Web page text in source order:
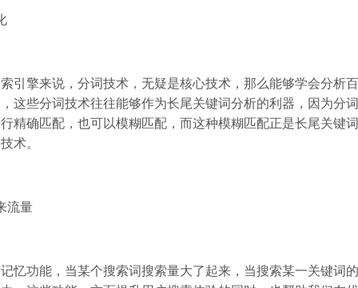
引擎来说，分词技术，无疑是核心技术，那么能够学会分析
这些分词技术往往能够作为长尾关键词分析的利器，因为分
精确匹配，也可以模糊匹配，而这种模糊匹配正是长尾关键
术。
流量
忆功能，当某个搜索词搜索量大了起来，当搜索某一关键词